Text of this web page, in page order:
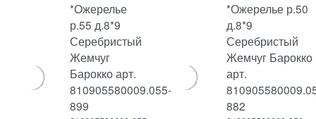
*Ожерелье
р.55 д.8*9
Серебристый
Жемчуг
Барокко арт.
810905580009.055-
899
*Ожерелье р.50
д.8*9
Серебристый
Жемчуг Барокко
арт.
882